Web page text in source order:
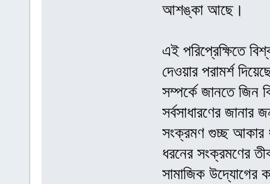
আশঙ্কা আছে।
এই পরিপ্রেক্ষিতে
দেওয়ার পরামর্শ
সম্পর্কে জানতে জিন
সর্বসাধারণের
সংক্রমণ গুচ্ছ আকার
ধরনের সংক্রমণের
সামাজিক উদ্যোগের